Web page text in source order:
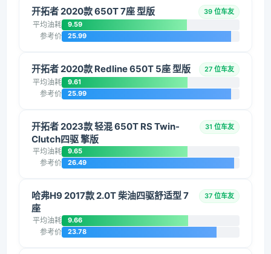
开拓者 2020款 650T 7座 型版 39 位车友
平均油耗 9.59
参考价 25.99
开拓者 2020款 Redline 650T 5座 型版 27 位车友
平均油耗 9.61
参考价 25.99
开拓者 2023款 轻混 650T RS Twin-
Clutch四驱 擎版
31 位车友
平均油耗 9.65
参考价 26.49
哈弗H9 2017款 2.0T 柴油四驱舒适型 7
座
37 位车友
平均油耗 9.66
参考价 23.78